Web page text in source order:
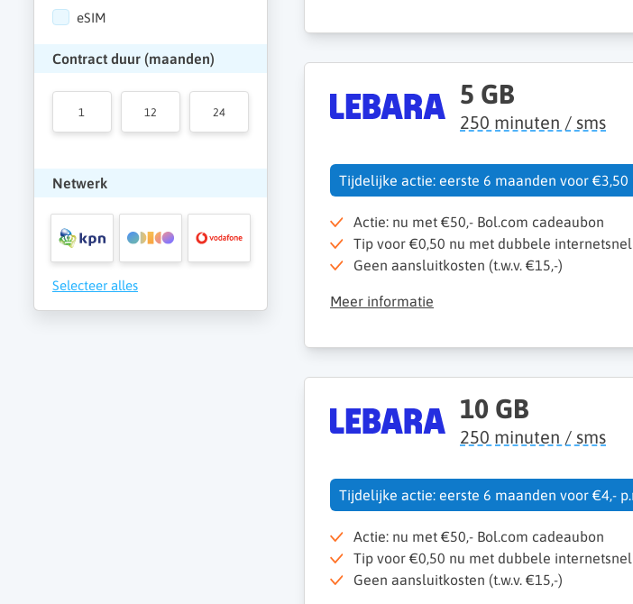
eSIM
Contract duur (maanden)
1 12 24
Netwerk
Selecteer alles
5 GB
250 minuten / sms
Tijdelijke actie: eerste 6 maanden voor €3,50
Actie: nu met €50,- Bol.com cadeaubon
Tip voor €0,50 nu met dubbele
Geen aansluitkosten (t.w.v. €15,-)
Meer informatie
10 GB
250 minuten / sms
Tijdelijke actie: eerste 6 maanden voor €4,-
Actie: nu met €50,- Bol.com cadeaubon
Tip voor €0,50 nu met dubbele
Geen aansluitkosten (t.w.v. €15,-)